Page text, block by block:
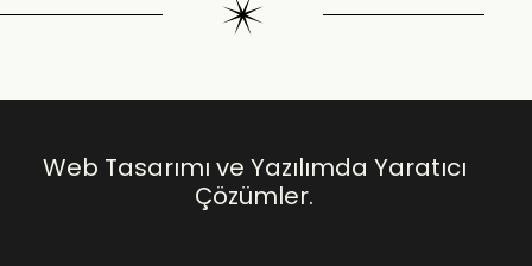
Web Tasarımı ve Yazılımda Yaratıcı
Çözümler.